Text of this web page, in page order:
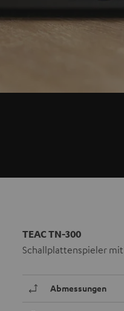
TEAC TN-300
Schallplattenspieler
Abmessungen